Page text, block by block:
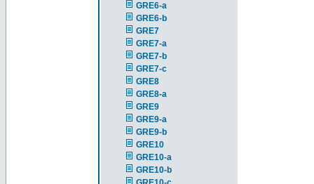
GRE6-a
GRE6-b
GRE7
GRE7-a
GRE7-b
GRE7-c
GRE8
GRE8-a
GRE9
GRE9-a
GRE9-b
GRE10
GRE10-a
GRE10-b